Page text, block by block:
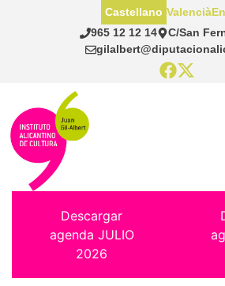
965 12 12 14
C/San
Castellano Valencià
Descargar
agenda JULIO
2026